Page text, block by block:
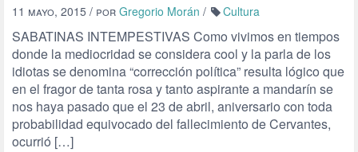
11 mayo, 2015 / por Gregorio Morán / Cultura
SABATINAS INTEMPESTIVAS Como vivimos en tiempos
donde la mediocridad se considera cool y la parla de los
idiotas se denomina “corrección política” resulta lógico que
en el fragor de tanta rosa y tanto aspirante a mandarín se
nos haya pasado que el 23 de abril, aniversario con toda
probabilidad equivocado del fallecimiento de Cervantes,
ocurrió […]